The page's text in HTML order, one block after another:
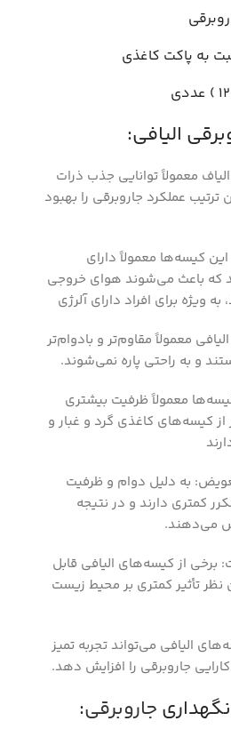
به پاکت کاغذی
الیافی:
معمولاً توانایی جذب ذرات
ترتیب عملکرد جاروبرقی را بهبود
این کیسه‌ها معمولاً دارای
که باعث می‌شوند هوای خروجی
به ویژه برای افراد دارای آلرژی
معمولاً مقاوم‌تر و بادوام‌تر
و به راحتی پاره نمی‌شوند.
معمولاً ظرفیت بیشتری
از کیسه‌های کاغذی گرد و غبار و
به دلیل دوام و ظرفیت
کمتری دارند و در نتیجه
می‌دهند.
برخی از کیسه‌های الیافی قابل
نظر تأثیر کمتری بر محیط زیست
الیافی می‌تواند تجربه تمیز
جاروبرقی را افزایش دهد.
جاروبرقی: